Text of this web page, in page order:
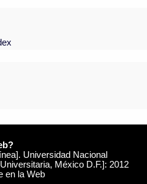
Universidad Nacional
México D.F.]: 2012
en la Web